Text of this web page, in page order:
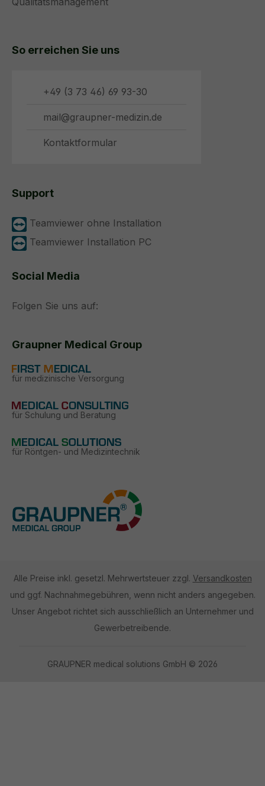
So erreichen Sie uns
+49 (3 73 46) 69 93-30
mail@graupner-medizin.de
Kontaktformular
Support
Teamviewer ohne Installation
Teamviewer Installation PC
Social Media
Folgen Sie uns auf:
Graupner Medical Group
für medizinische Versorgung
für Schulung und Beratung
für Röntgen- und Medizintechnik
Alle Preise inkl. gesetzl. Mehrwertsteuer zzgl. Versandkosten
und ggf. Nachnahmegebühren, wenn nicht anders angegeben.
Unser Angebot richtet sich ausschließlich an Unternehmer und
Gewerbetreibende.
GRAUPNER medical solutions GmbH © 2026